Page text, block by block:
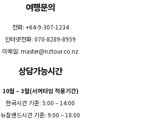
여행문의
전화: +64-9-307-1234
인터넷전화: 070-8289-8959
이메일: master@nztour.co.nz
상담가능시간
10월 – 3월(서머타임 적용기간)
한국시간 기준: 5:00 – 14:00
뉴질랜드시간 기준: 9:00 – 18:00